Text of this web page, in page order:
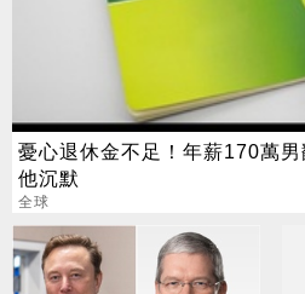
憂心退休金不足！年薪170萬
他沉默
全球